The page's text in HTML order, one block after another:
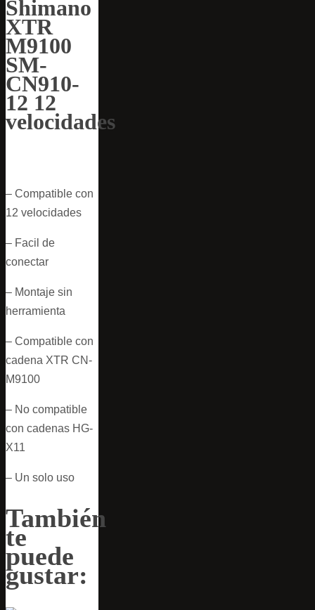
Shimano
XTR
M9100
SM-
CN910-
12 12
velocidades
– Compatible con
12 velocidades
– Facil de
conectar
– Montaje sin
herramienta
– Compatible con
cadena XTR CN-
M9100
– No compatible
con cadenas HG-
X11
– Un solo uso
También
te
puede
gustar: